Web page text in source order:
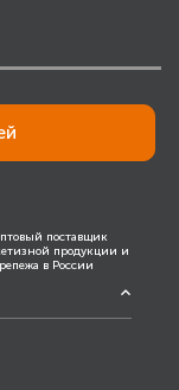
поставщик
продукции и
в России